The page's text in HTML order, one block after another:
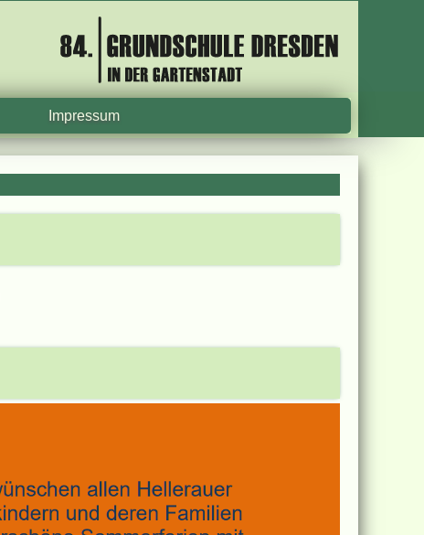
Impressum